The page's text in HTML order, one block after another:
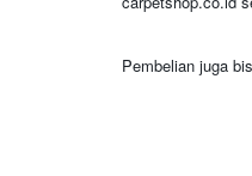
Pembelian juga